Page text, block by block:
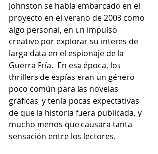
Johnston se había embarcado en el
proyecto en el verano de 2008 como
algo personal, en un impulso
creativo por explorar su interés de
larga data en el espionaje de la
Guerra Fría.  En esa época, los
thrillers de espías eran un género
poco común para las novelas
gráficas, y tenía pocas expectativas
de que la historia fuera publicada, y
mucho menos que causara tanta
sensación entre los lectores.